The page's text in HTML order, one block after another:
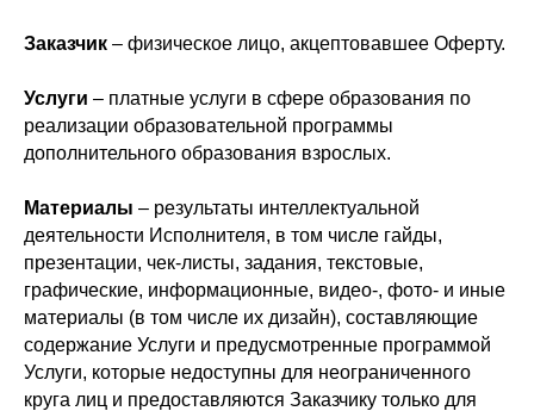
Заказчик – физическое лицо, акцептовавшее Оферту.
Услуги – платные услуги в сфере образования по
реализации образовательной программы
дополнительного образования взрослых.
Материалы – результаты интеллектуальной
деятельности Исполнителя, в том числе гайды,
презентации, чек-листы, задания, текстовые,
графические, информационные, видео-, фото- и иные
материалы (в том числе их дизайн), составляющие
содержание Услуги и предусмотренные программой
Услуги, которые недоступны для неограниченного
круга лиц и предоставляются Заказчику только для